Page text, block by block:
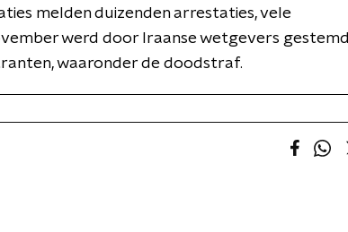
melden duizenden arrestaties, vele
werd door Iraanse wetgevers gestemd
waaronder de doodstraf.